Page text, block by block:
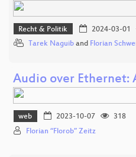
Recht & Politik 2024-03-01
Tarek Naguib and Florian
Audio over Ethernet:
web 2023-10-07
318
Florian “Florob” Zeitz